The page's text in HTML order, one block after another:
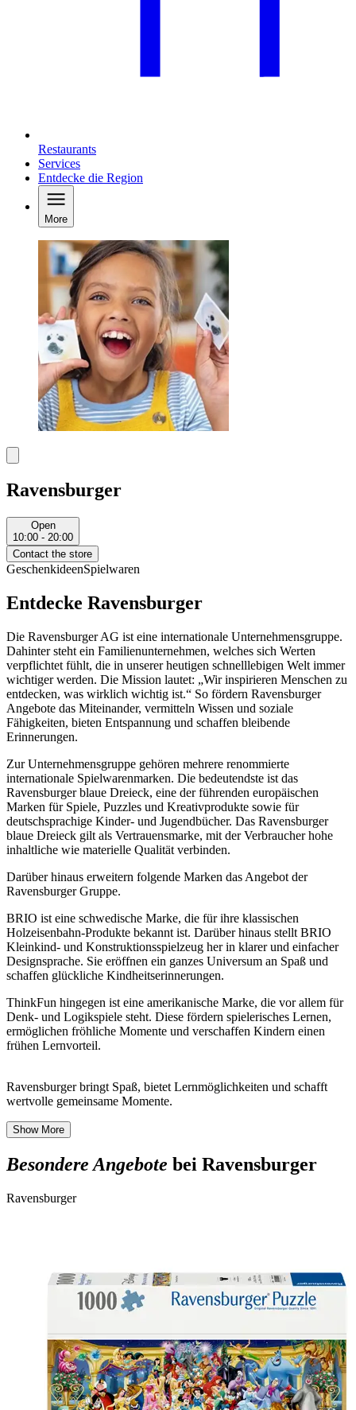
Restaurants
Services
Entdecke die Region
More
Ravensburger
Open
10:00 - 20:00
Contact the store
GeschenkideenSpielwaren
Entdecke Ravensburger
Die Ravensburger AG ist eine internationale Unternehmensgruppe.
Dahinter steht ein Familienunternehmen, welches sich Werten
verpflichtet fühlt, die in unserer heutigen schnelllebigen Welt immer
wichtiger werden. Die Mission lautet: „Wir inspirieren Menschen zu
entdecken, was wirklich wichtig ist.“ So fördern Ravensburger
Angebote das Miteinander, vermitteln Wissen und soziale
Fähigkeiten, bieten Entspannung und schaffen bleibende
Erinnerungen.
Zur Unternehmensgruppe gehören mehrere renommierte
internationale Spielwarenmarken. Die bedeutendste ist das
Ravensburger blaue Dreieck, eine der führenden europäischen
Marken für Spiele, Puzzles und Kreativprodukte sowie für
deutschsprachige Kinder- und Jugendbücher. Das Ravensburger
blaue Dreieck gilt als Vertrauensmarke, mit der Verbraucher hohe
inhaltliche wie materielle Qualität verbinden.
Darüber hinaus erweitern folgende Marken das Angebot der
Ravensburger Gruppe.
BRIO ist eine schwedische Marke, die für ihre klassischen
Holzeisenbahn-Produkte bekannt ist. Darüber hinaus stellt BRIO
Kleinkind- und Konstruktionsspielzeug her in klarer und einfacher
Designsprache. Sie eröffnen ein ganzes Universum an Spaß und
schaffen glückliche Kindheitserinnerungen.
ThinkFun hingegen ist eine amerikanische Marke, die vor allem für
Denk- und Logikspiele steht. Diese fördern spielerisches Lernen,
ermöglichen fröhliche Momente und verschaffen Kindern einen
frühen Lernvorteil.
Ravensburger bringt Spaß, bietet Lernmöglichkeiten und schafft
wertvolle gemeinsame Momente.
Show More
Besondere Angebote bei Ravensburger
Ravensburger